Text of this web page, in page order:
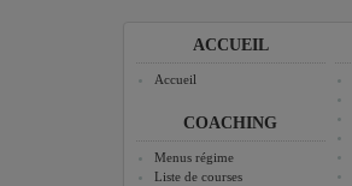
ACCUEIL
Accueil
COACHING
Menus régime
Liste de courses